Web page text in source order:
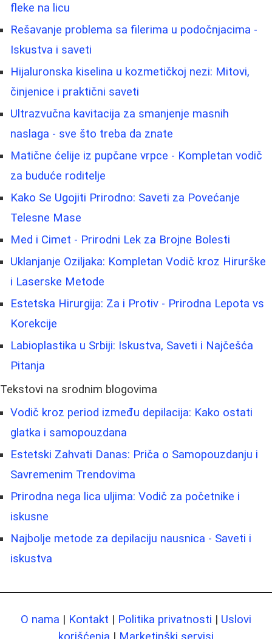
fleke na licu
Rešavanje problema sa filerima u podočnjacima -
Iskustva i saveti
Hijaluronska kiselina u kozmetičkoj nezi: Mitovi,
činjenice i praktični saveti
Ultrazvučna kavitacija za smanjenje masnih
naslaga - sve što treba da znate
Matične ćelije iz pupčane vrpce - Kompletan vodič
za buduće roditelje
Kako Se Ugojiti Prirodno: Saveti za Povećanje
Telesne Mase
Med i Cimet - Prirodni Lek za Brojne Bolesti
Uklanjanje Oziljaka: Kompletan Vodič kroz Hirurške
i Laserske Metode
Estetska Hirurgija: Za i Protiv - Prirodna Lepota vs
Korekcije
Labioplastika u Srbiji: Iskustva, Saveti i Najčešća
Pitanja
Tekstovi na srodnim blogovima
Vodič kroz period između depilacija: Kako ostati
glatka i samopouzdana
Estetski Zahvati Danas: Priča o Samopouzdanju i
Savremenim Trendovima
Prirodna nega lica uljima: Vodič za početnike i
iskusne
Najbolje metode za depilaciju nausnica - Saveti i
iskustva
O nama | Kontakt | Politika privatnosti | Uslovi